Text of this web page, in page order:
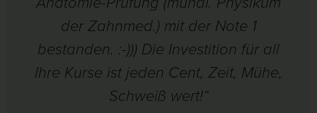
der Zahnmed.) mit der Note 1
bestanden. :-))) Die Investition für all
Ihre Kurse ist jeden Cent, Zeit, Mühe,
Schweiß wert!“